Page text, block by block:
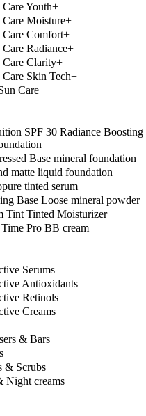
Care Youth+
Care Moisture+
Care Comfort+
Care Radiance+
Care Clarity+
Care Skin Tech+
Care+
SPF 30 Radiance Boosting
Base mineral foundation
matte liquid foundation
tinted serum
Base Loose mineral powder
Tint Tinted Moisturizer
Pro BB cream
Serums
Antioxidants
Retinols
Creams
& Bars
& Scrubs
Night creams